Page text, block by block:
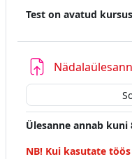
Test on avatud
Ülesanne annab
NB! Kui kasutate